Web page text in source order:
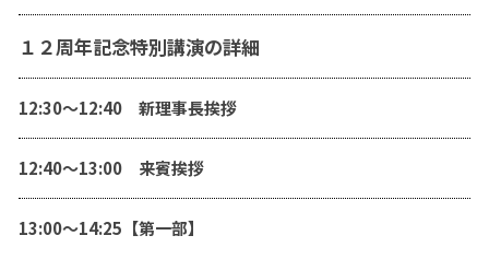
１２周年記念特別講演の詳細
12:30〜12:40 新理事長挨拶
12:40〜13:00 来賓挨拶
13:00〜14:25【第一部】